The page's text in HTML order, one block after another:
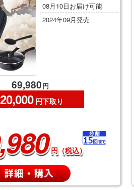
08月10日お届け可能
2024年09月発売
69,980円
20,000 円下取り
円（税込）